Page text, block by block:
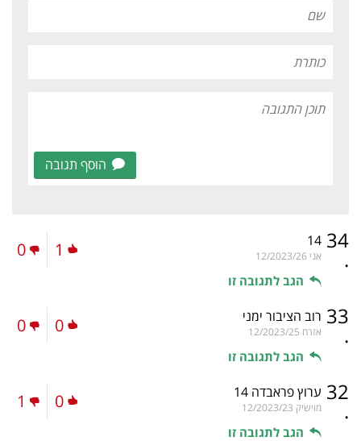
הוסף תגובה
34
.
14
אני 12/2023/26
הגב לתגובה זו
1
0
33
.
רוב הציבור ימני
אזרח 12/2023/25
הגב לתגובה זו
0
0
32
.
ערוץ פראבדה 14
מוישיק 12/2023/23
הגב לתגובה זו
0
1